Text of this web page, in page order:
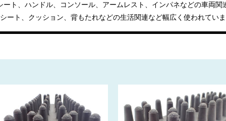
ート、ハンドル、コンソール、アームレスト、インパネなどの車両関
ート、クッション、背もたれなどの生活関連など幅広く使われてい